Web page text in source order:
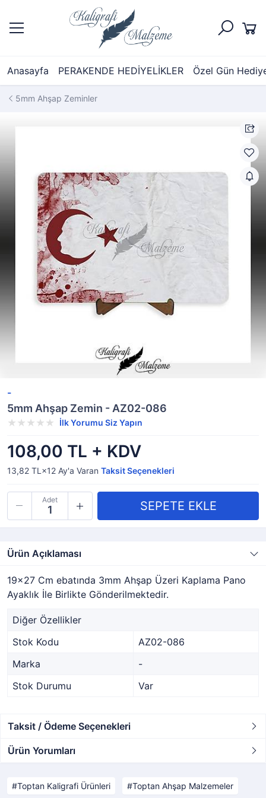
Anasayfa PERAKENDE HEDİYELİKLER Özel Gün
5mm Ahşap Zeminler
-
5mm Ahşap Zemin - AZ02-086
İlk Yorumu Siz Yapın
108,00 TL + KDV
13,82 TL×12 Ay'a Varan Taksit Seçenekleri
Adet
Ürün Açıklaması
19x27 Cm ebatında 3mm Ahşap Üzeri Kaplama Pano
Ayaklık İle Birlikte Gönderilmektedir.
Diğer Özellikler
Stok Kodu
AZ02-086
Marka
-
Stok Durumu
Var
Taksit / Ödeme Seçenekleri
Ürün Yorumları
Toptan Kaligrafi Ürünleri Toptan Ahşap Malzemeler